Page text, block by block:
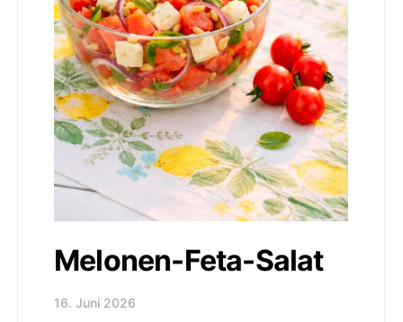
Melonen-Feta-Salat
16. Juni 2026